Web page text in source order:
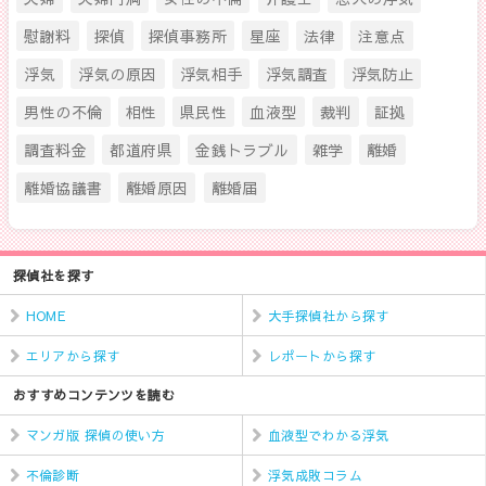
慰謝料
探偵 探偵事務所 星座 法律
注意点
浮気
浮気の原因 浮気相手 浮気調査
浮気防止
男性の不倫
相性 県民性 血液型 裁判
証拠
調査料金
都道府県 金銭トラブル 雑学
離婚
離婚協議書
離婚原因 離婚届
探偵社を探す
HOME 大手探偵社から探す
エリアから探す レポートから探す
おすすめコンテンツを読む
マンガ版 探偵の使い方 血液型でわかる浮気
不倫診断 浮気成敗コラム